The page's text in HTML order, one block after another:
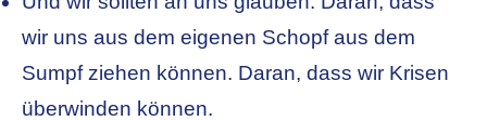
wir uns aus dem eigenen Schopf aus dem
Sumpf ziehen können. Daran, dass wir Krisen
überwinden können.